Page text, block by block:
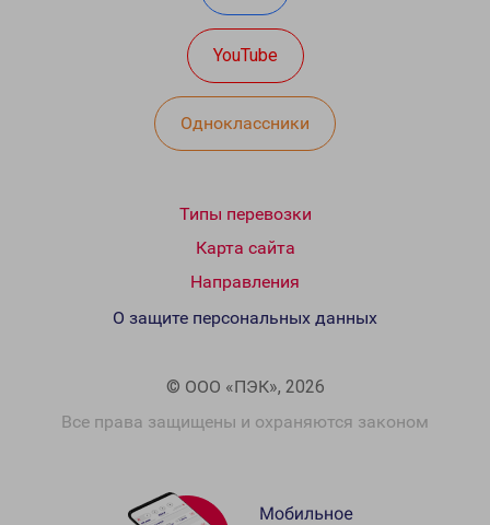
YouTube
Одноклассники
Типы перевозки
Карта сайта
Направления
© ООО «ПЭК», 2026
Все права защищены и охраняются законом
О защите персональных данных